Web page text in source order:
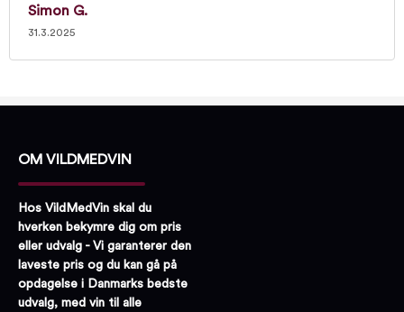
Simon G.
31.3.2025
OM VILDMEDVIN
Hos VildMedVin skal du
hverken bekymre dig om pris
eller udvalg - Vi garanterer den
laveste pris og du kan gå på
opdagelse i Danmarks bedste
udvalg, med vin til alle